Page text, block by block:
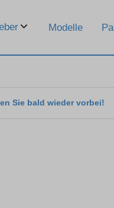
Modelle
Sie bald wieder vorbei!